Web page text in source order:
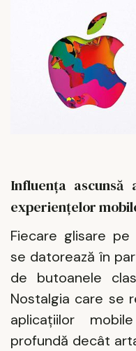
Influența
experiențelor
Fiecare glisare
se datorează în
de butoanele
Nostalgia care se
aplicațiilor
profundă decât